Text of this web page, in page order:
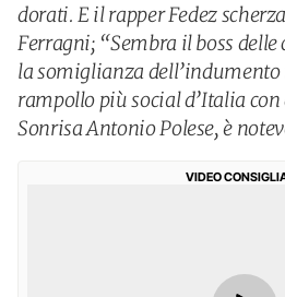
dorati. E il rapper Fedez
Ferragni; “Sembra il boss
la somiglianza dell’indumento
rampollo più social d’Italia
Sonrisa Antonio Polese, è
VIDEO